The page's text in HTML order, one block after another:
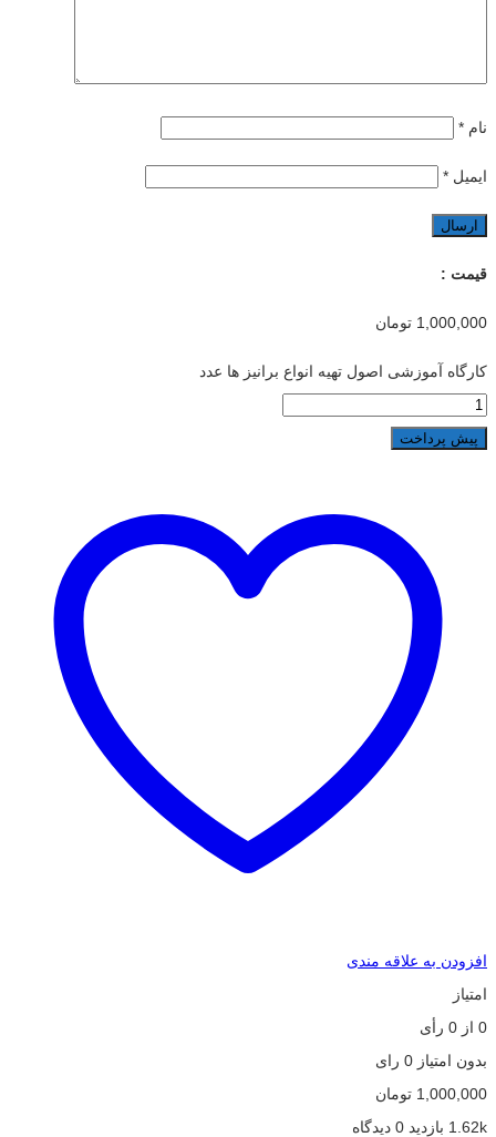
نام *
ایمیل *
قیمت :
1,000,000 تومان
کارگاه آموزشی اصول تهیه انواع برانیز ها عدد
پیش پرداخت
افزودن به علاقه مندی
امتیاز
0 از 0 رأی
بدون امتیاز 0 رای
1,000,000 تومان
1.62k بازدید